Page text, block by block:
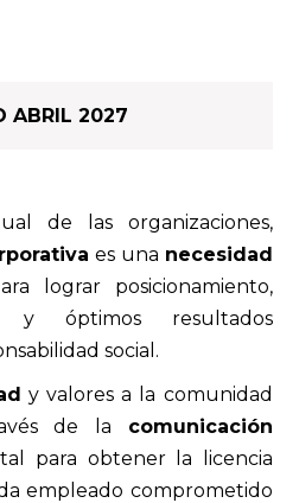
ABRIL 2027
de las organizaciones,
es una necesidad
lograr posicionamiento,
y óptimos resultados
social.
y valores a la comunidad
de la comunicación
para obtener la licencia
empleado comprometido